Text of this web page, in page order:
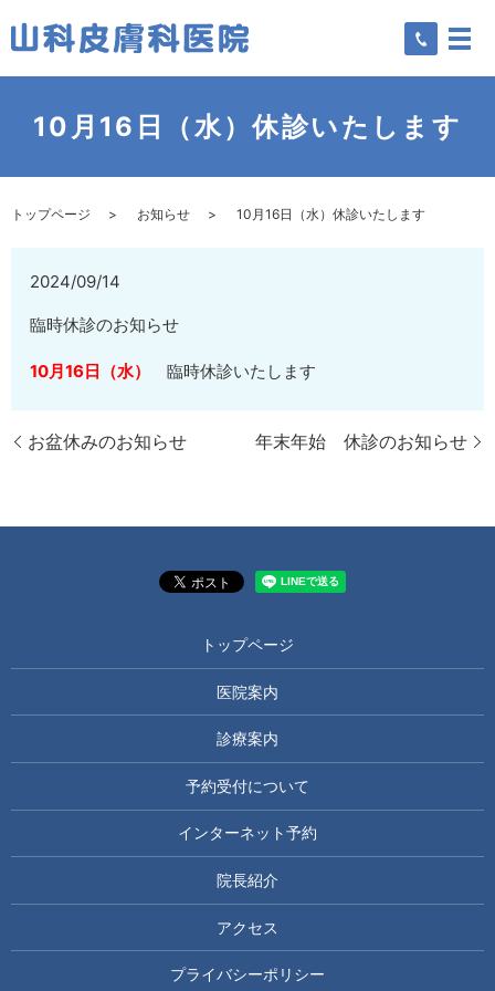
10月16日（水）休診いたします
トップページ お知らせ 10月16日（水）休診いたします
2024/09/14
臨時休診のお知らせ
10月16日（水） 臨時休診いたします
お盆休みのお知らせ 年末年始 休診のお知らせ
トップページ
医院案内
診療案内
予約受付について
インターネット予約
院長紹介
アクセス
プライバシーポリシー